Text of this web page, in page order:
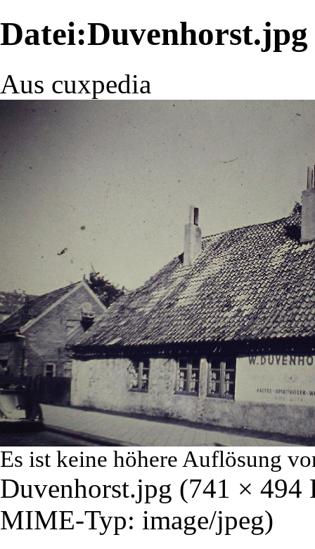
Datei:Duvenhorst.jpg
Aus cuxpedia
Es ist keine höhere Auflösung
Duvenhorst.jpg (741 × 494
MIME-Typ: image/jpeg)